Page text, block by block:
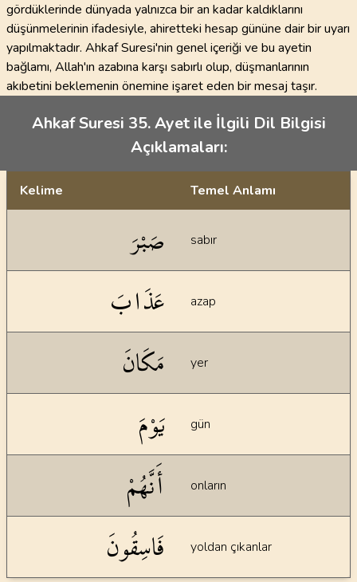
gördüklerinde dünyada yalnızca bir an kadar kaldıklarını
düşünmelerinin ifadesiyle, ahiretteki hesap gününe dair bir uyarı
yapılmaktadır. Ahkaf Suresi'nin genel içeriği ve bu ayetin
bağlamı, Allah'ın azabına karşı sabırlı olup, düşmanlarının
akıbetini beklemenin önemine işaret eden bir mesaj taşır.
Ahkaf Suresi 35. Ayet ile İlgili Dil Bilgisi
Açıklamaları:
Kelime Temel Anlamı
صَبْرَ sabır
عَذَابَ azap
مَكَانَ yer
يَوْمَ gün
أَنَّهُمْ onların
فَاسِقُونَ yoldan çıkanlar